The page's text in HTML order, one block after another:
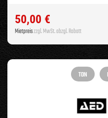
50,00 €
Mietpreiszzgl. MwSt. abzgl. Rabatt
TON